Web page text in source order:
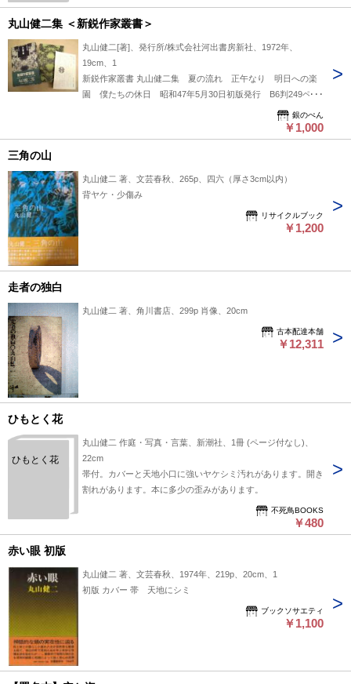
丸山健二集 ＜新鋭作家叢書＞
丸山健二[著]、発行所/株式会社河出書房新社、1972年、
19cm、1
新鋭作家叢書 丸山健二集 夏の流れ 正午なり 明日への楽
園 僕たちの休日 昭和47年5月30日初版発行 B6判249ペー
ジ、箱、帯付き 月報付き 定価680円 コンディションはお
銀のぺん
￥1,000
三角の山
丸山健二 著、文芸春秋、265p、四六（厚さ3cm以内）
背ヤケ・少傷み
リサイクルブック
￥1,200
走者の独白
丸山健二 著、角川書店、299p 肖像、20cm
古本配達本舗
￥12,311
ひもとく花
ひもとく花
丸山健二 作庭・写真・言葉、新潮社、1冊 (ページ付なし)、
22cm
帯付。カバーと天地小口に強いヤケシミ汚れがあります。開き
割れがあります。本に多少の歪みがあります。
不死鳥BOOKS
￥480
赤い眼 初版
丸山健二 著、文芸春秋、1974年、219p、20cm、1
初版 カバー 帯 天地にシミ
ブックソサエティ
￥1,100